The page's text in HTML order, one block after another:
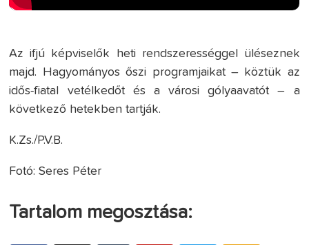
Az ifjú képviselők heti rendszerességgel üléseznek
majd. Hagyományos őszi programjaikat – köztük az
idős-fiatal vetélkedőt és a városi gólyaavatót – a
következő hetekben tartják.
K.Zs./P.V.B.
Fotó: Seres Péter
Tartalom megosztása: